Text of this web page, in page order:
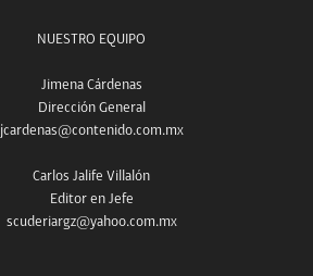
NUESTRO EQUIPO
Jimena Cárdenas
Dirección General
jcardenas@contenido.com.mx
Carlos Jalife Villalón
Editor en Jefe
scuderiargz@yahoo.com.mx